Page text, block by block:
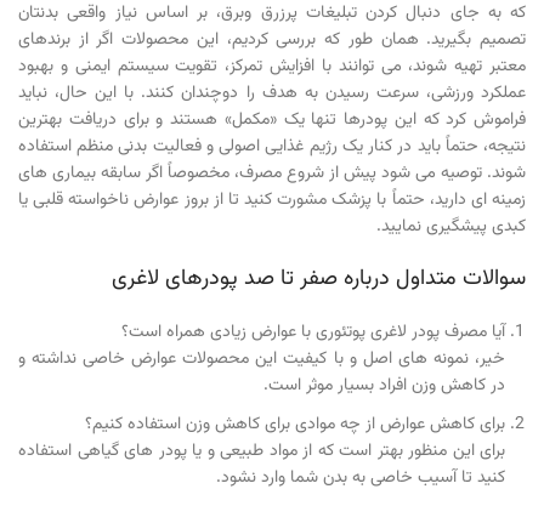
که به جای دنبال کردن تبلیغات پرزرق وبرق، بر اساس نیاز واقعی بدنتان
تصمیم بگیرید. همان طور که بررسی کردیم، این محصولات اگر از برندهای
معتبر تهیه شوند، می توانند با افزایش تمرکز، تقویت سیستم ایمنی و بهبود
عملکرد ورزشی، سرعت رسیدن به هدف را دوچندان کنند. با این حال، نباید
فراموش کرد که این پودرها تنها یک «مکمل» هستند و برای دریافت بهترین
نتیجه، حتماً باید در کنار یک رژیم غذایی اصولی و فعالیت بدنی منظم استفاده
شوند. توصیه می شود پیش از شروع مصرف، مخصوصاً اگر سابقه بیماری های
زمینه ای دارید، حتماً با پزشک مشورت کنید تا از بروز عوارض ناخواسته قلبی یا
کبدی پیشگیری نمایید.
سوالات متداول درباره صفر تا صد پودرهای لاغری
آیا مصرف پودر لاغری پوتئوری با عوارض زیادی همراه است؟
خیر، نمونه های اصل و با کیفیت این محصولات عوارض خاصی نداشته و
در کاهش وزن افراد بسیار موثر است.
برای کاهش عوارض از چه موادی برای کاهش وزن استفاده کنیم؟
برای این منظور بهتر است که از مواد طبیعی و یا پودر های گیاهی استفاده
کنید تا آسیب خاصی به بدن شما وارد نشود.